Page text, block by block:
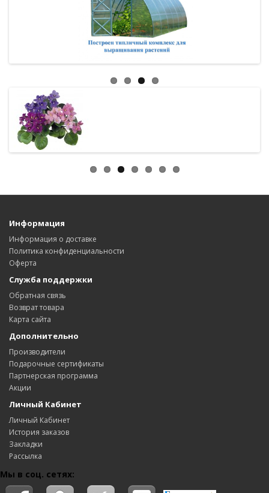
Информация
Информация о доставке
Политика конфиденциальности
Оферта
Служба поддержки
Обратная связь
Возврат товара
Карта сайта
Дополнительно
Производители
Подарочные сертификаты
Партнерская программа
Акции
Личный Кабинет
Личный Кабинет
История заказов
Закладки
Рассылка
Мы в соц. сетях: